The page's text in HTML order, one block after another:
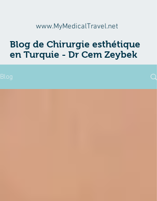
www.MyMedicalTravel.net
Blog de Chirurgie esthétique
en Turquie - Dr Cem Zeybek
Blog